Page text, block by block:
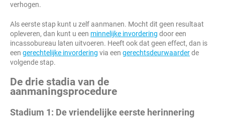
verhogen.
Als eerste stap kunt u zelf aanmanen. Mocht dit geen resultaat
opleveren, dan kunt u een minnelijke invordering door een
incassobureau laten uitvoeren. Heeft ook dat geen effect, dan is
een gerechtelijke invordering via een gerechtsdeurwaarderde
volgende stap.
De drie stadia van de
aanmaningsprocedure
Stadium 1: De vriendelijke eerste herinnering